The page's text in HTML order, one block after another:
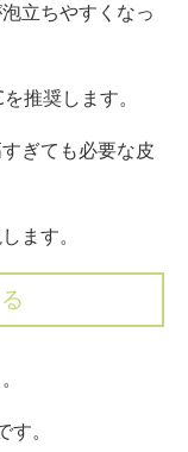
立ちやすくなっ
推奨します。
ぎても必要な皮
ます。
す。